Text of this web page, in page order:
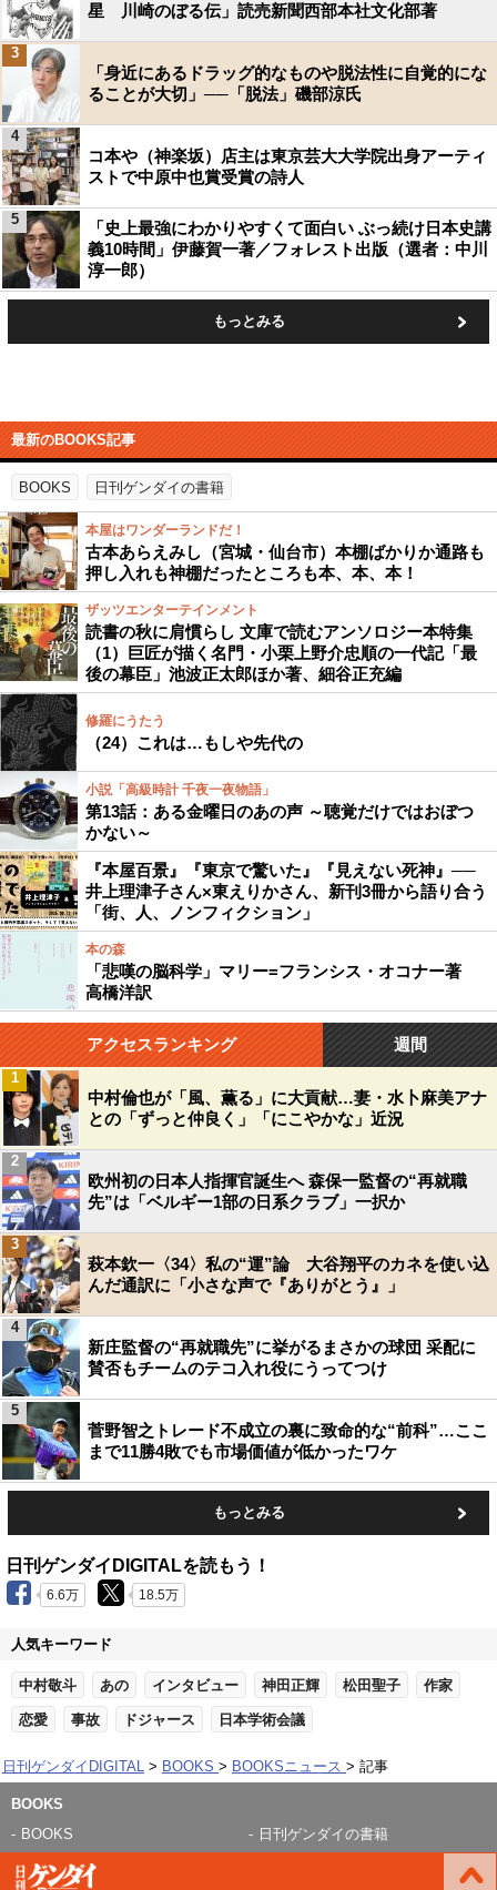
星 川崎のぼる伝」読売新聞西部本社文化部著
「身近にあるドラッグ的なものや脱法性に自覚的にな
ることが大切」──「脱法」磯部涼氏
3
コ本や（神楽坂）店主は東京芸大大学院出身アーティ
ストで中原中也賞受賞の詩人
4
「史上最強にわかりやすくて面白い ぶっ続け日本史講
義10時間」伊藤賀一著／フォレスト出版（選者：中川
淳一郎）
5
もっとみる
最新のBOOKS記事
BOOKS 日刊ゲンダイの書籍
本屋はワンダーランドだ！
古本あらえみし（宮城・仙台市）本棚ばかりか通路も
押し入れも神棚だったところも本、本、本！
ザッツエンターテインメント
読書の秋に肩慣らし 文庫で読むアンソロジー本特集
（1）巨匠が描く名門・小栗上野介忠順の一代記「最
後の幕臣」池波正太郎ほか著、細谷正充編
修羅にうたう
（24）これは…もしや先代の
小説「高級時計 千夜一夜物語」
第13話：ある金曜日のあの声 ～聴覚だけではおぼつ
かない～
『本屋百景』『東京で驚いた』『見えない死神』──
井上理津子さん×東えりかさん、新刊3冊から語り合う
「街、人、ノンフィクション」
本の森
「悲嘆の脳科学」マリー=フランシス・オコナー著
高橋洋訳
アクセスランキング 週間
中村倫也が「風、薫る」に大貢献…妻・水卜麻美アナ
との「ずっと仲良く」「にこやかな」近況
1
欧州初の日本人指揮官誕生へ 森保一監督の“再就職
先”は「ベルギー1部の日系クラブ」一択か
2
萩本欽一〈34〉私の“運”論 大谷翔平のカネを使い込
んだ通訳に「小さな声で『ありがとう』」
3
新庄監督の“再就職先”に挙がるまさかの球団 采配に
賛否もチームのテコ入れ役にうってつけ
4
菅野智之トレード不成立の裏に致命的な“前科”…ここ
まで11勝4敗でも市場価値が低かったワケ
5
もっとみる
日刊ゲンダイDIGITALを読もう！
6.6万 18.5万
人気キーワード
中村敬斗 あの インタビュー 神田正輝 松田聖子 作家
恋愛 事故 ドジャース 日本学術会議
日刊ゲンダイDIGITAL BOOKS BOOKSニュース 記事
BOOKS
BOOKS
日刊ゲンダイの書籍